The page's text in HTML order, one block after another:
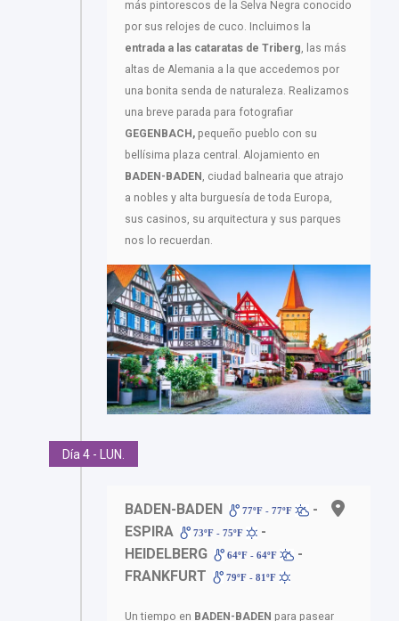
más pintorescos de la Selva Negra conocido
por sus relojes de cuco. Incluimos la
entrada a las cataratas de Triberg, las más
altas de Alemania a la que accedemos por
una bonita senda de naturaleza. Realizamos
una breve parada para fotografiar
GEGENBACH, pequeño pueblo con su
bellísima plaza central. Alojamiento en
BADEN-BADEN , ciudad balnearia que atrajo
a nobles y alta burguesía de toda Europa,
sus casinos, su arquitectura y sus parques
nos lo recuerdan.
Día 4 - LUN.
BADEN-BADEN 77ºF - 77ºF
-
ESPIRA
73ºF - 75ºF
-
HEIDELBERG
64ºF - 64ºF
-
FRANKFURT
79ºF - 81ºF
Un tiempo en BADEN-BADEN para pasear